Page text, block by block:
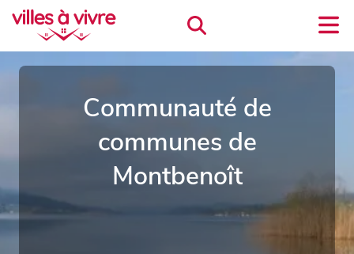
Communauté de
communes de
Montbenoît